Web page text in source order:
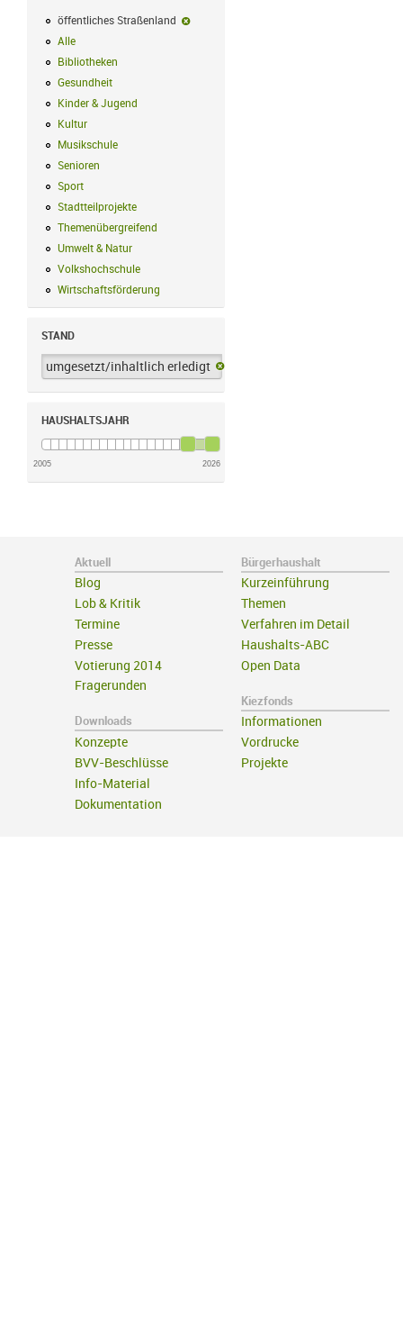
öffentliches Straßenland
Alle
Bibliotheken
Gesundheit
Kinder & Jugend
Kultur
Musikschule
Senioren
Sport
Stadtteilprojekte
Themenübergreifend
Umwelt & Natur
Volkshochschule
Wirtschaftsförderung
STAND
umgesetzt/inhaltlich erledigt
HAUSHALTSJAHR
2005 2026
Aktuell
Blog
Lob & Kritik
Termine
Presse
Votierung 2014
Fragerunden
Downloads
Konzepte
BVV-Beschlüsse
Info-Material
Dokumentation
Bürgerhaushalt
Kurzeinführung
Themen
Verfahren im Detail
Haushalts-ABC
Open Data
Kiezfonds
Informationen
Vordrucke
Projekte